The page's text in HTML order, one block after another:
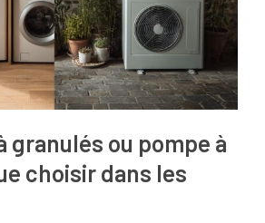
granulés ou pompe à
choisir dans les